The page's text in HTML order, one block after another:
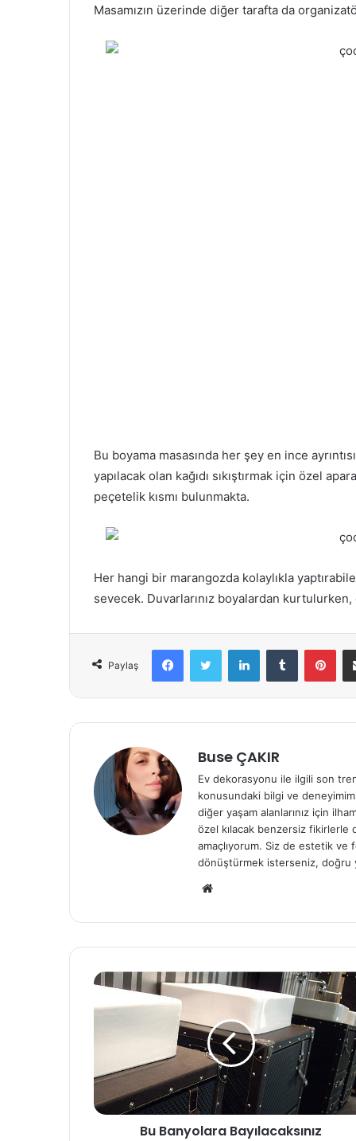
Masamızın üzerinde diğer tarafta da
Bu boyama masasında her şey en ince
yapılacak olan kağıdı sıkıştırmak için özel
peçetelik kısmı bulunmakta.
Her hangi bir marangozda kolaylıkla
sevecek. Duvarlarınız boyalardan
Paylaş
Buse ÇAKIR
Ev dekorasyonu ile ilgili son
konusundaki bilgi ve
diğer yaşam alanlarınız için
özel kılacak benzersiz fikirlerle
amaçlıyorum. Siz de estetik
dönüştürmek isterseniz, doğru
sit
esi
Bu Banyolara Bayılacaksınız